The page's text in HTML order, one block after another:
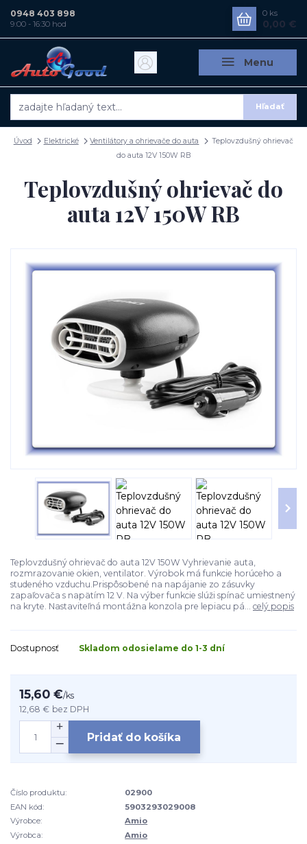
Menu
Hľadať
0948 403 898
9:00 - 16:30 hod
0 ks
0,00 €
Úvod Elektrické Ventilátory a ohrievače do auta
Teplovzdušný ohrievač
do auta 12V 150W RB
Teplovzdušný ohrievač do
auta 12V 150W RB
Teplovzdušný ohrievač do auta 12V 150W Vyhrievanie auta,
rozmrazovanie okien, ventilator. Výrobok má funkcie horúceho a
studeného vzduchu.Prispôsobené na napájanie zo zásuvky
zapaľovača s napätím 12 V. Na výber funkcie slúži spínač umiestnený
na kryte. Nastaviteľná montážna konzola pre lepiacu pá... celý popis
Dostupnosť Skladom odosielame do 1-3 dní
15,60 €/ks
12,68 € bez DPH
Pridať do košíka
Číslo produktu:
02900
EAN kód:
5903293029008
Výrobce:
Amio
Výrobca:
Amio